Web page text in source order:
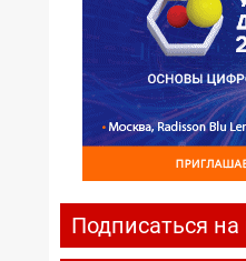
Подписаться на